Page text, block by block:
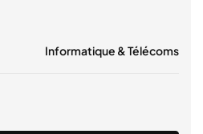
Informatique & Télécoms